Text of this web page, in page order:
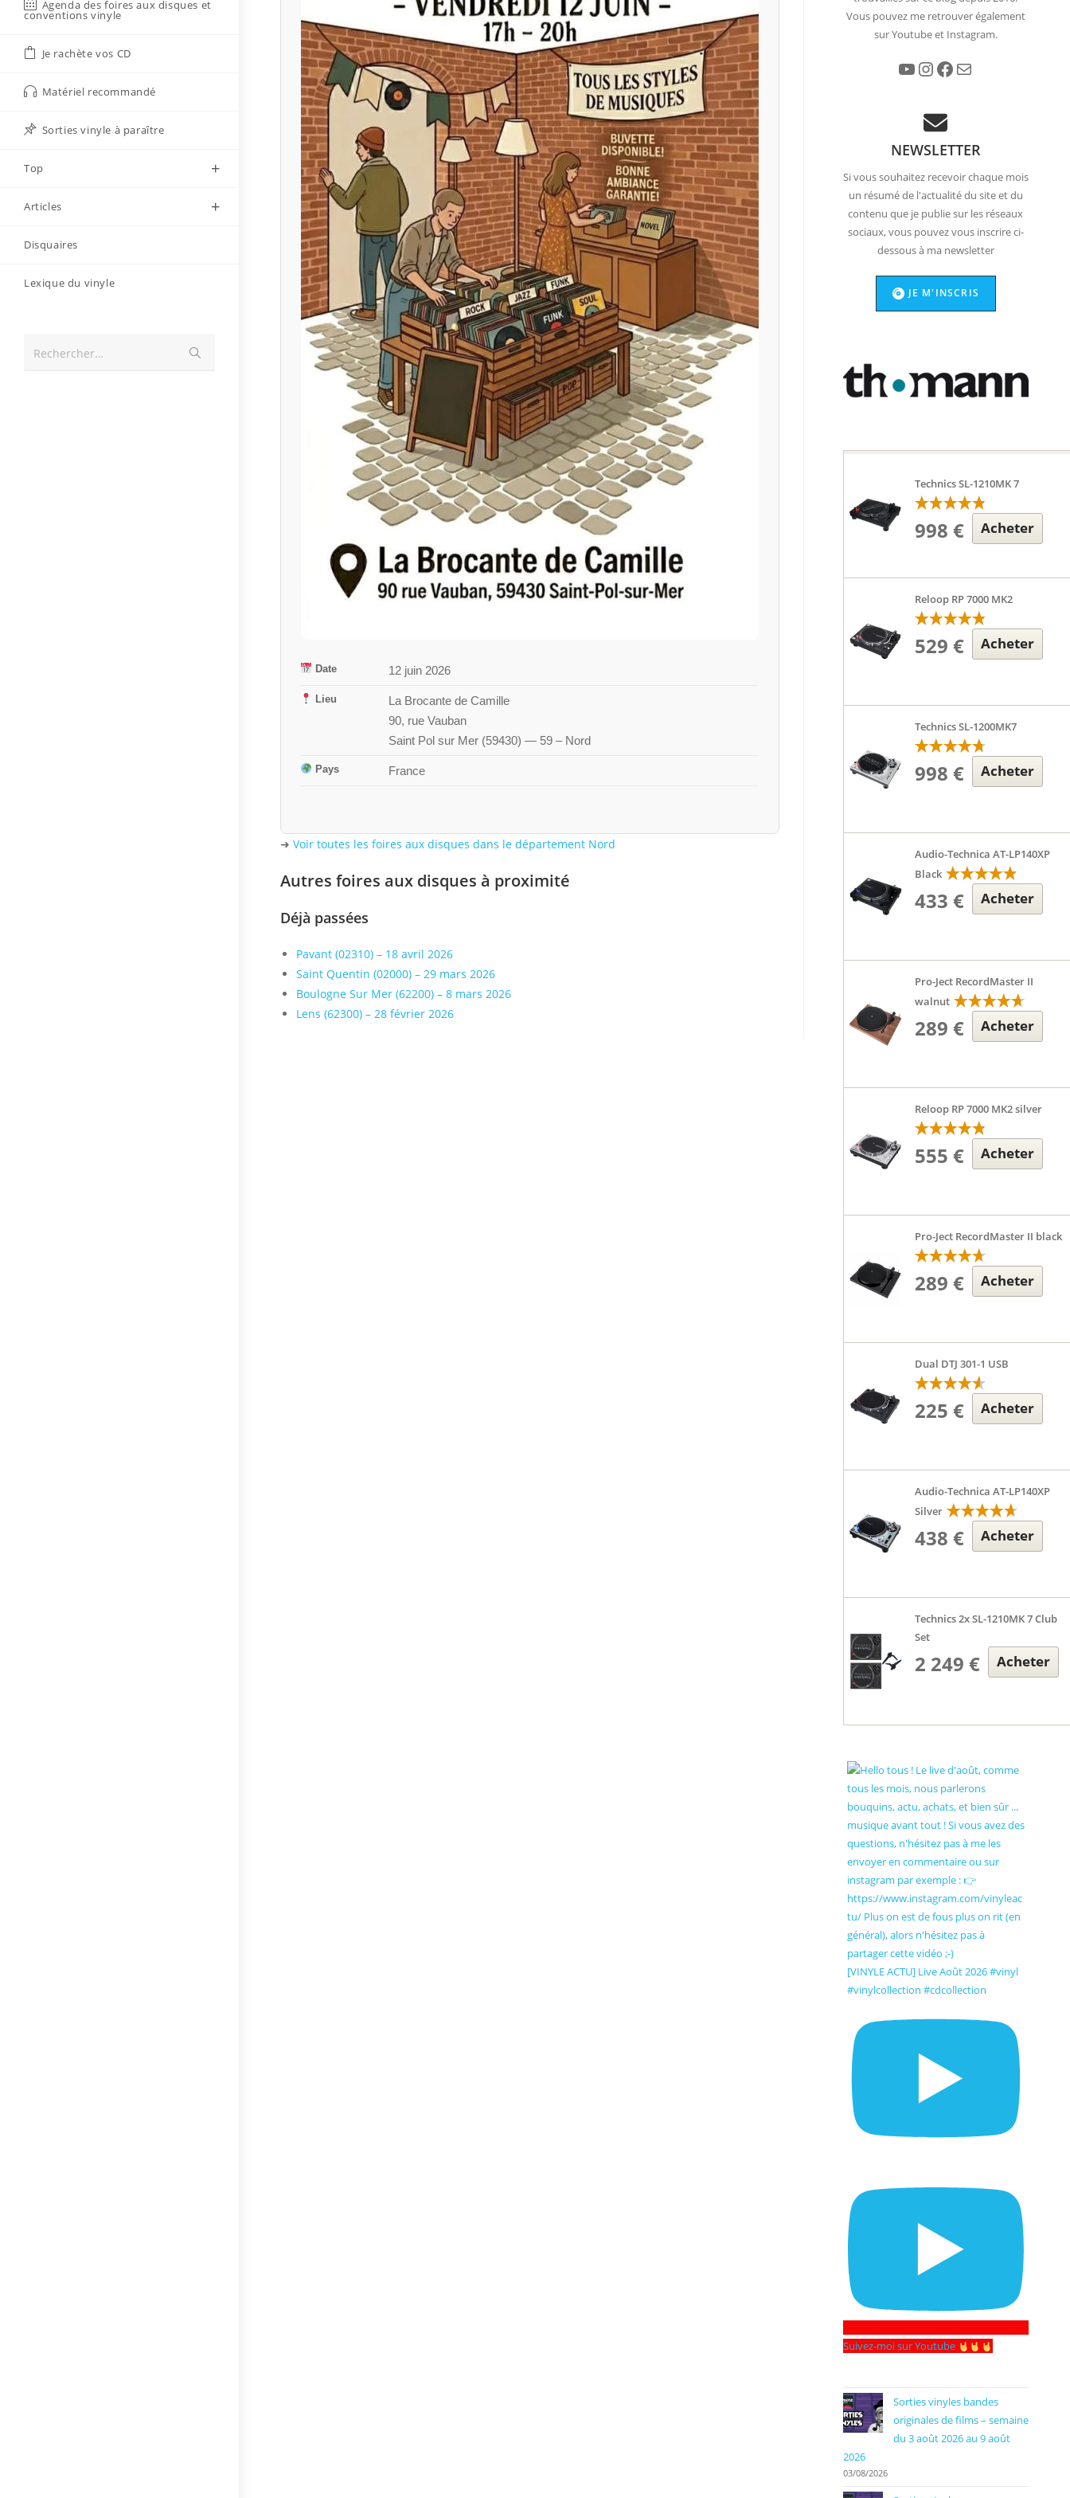
Agenda des foires aux disques et
conventions vinyle
Je rachète vos CD
Matériel recommandé
Sorties vinyle à paraître
Top
Articles
Disquaires
Lexique du vinyle
Rechercher…
la
Date 12 juin 2026
Lieu
La Brocante de Camille
90, rue Vauban
Saint Pol sur Mer (59430) — 59 – Nord
Pays France
➜Voir toutes les foires aux disques dans le département Nord
Autres foires aux disques à proximité
Déjà passées
Pavant (02310) – 18 avril 2026
Saint Quentin (02000) – 29 mars 2026
Boulogne Sur Mer (62200) – 8 mars 2026
Lens (62300) – 28 février 2026
Vous pouvez me retrouver également
sur Youtube et Instagram.
YouTube Instagram Facebook E-mail
NEWSLETTER
Si vous souhaitez recevoir chaque mois
un résumé de l'actualité du site et du
contenu que je publie sur les réseaux
sociaux, vous pouvez vous inscrire ci-
dessous à ma newsletter
JE M'INSCRIS
Technics SL-1210MK 7
998 € Acheter
Reloop RP 7000 MK2
529 € Acheter
Technics SL-1200MK7
998 € Acheter
Audio-Technica AT-LP140XP
Black
433 € Acheter
Pro-Ject RecordMaster II
walnut
289 € Acheter
Reloop RP 7000 MK2 silver
555 € Acheter
Pro-Ject RecordMaster II black
289 € Acheter
Dual DTJ 301-1 USB
225 € Acheter
Audio-Technica AT-LP140XP
Silver
438 € Acheter
Technics 2x SL-1210MK 7 Club
Set
2 249 € Acheter
[VINYLE ACTU] Live Août 2026 #vinyl
#vinylcollection #cdcollection
Suivez-moi sur Youtube
Sorties vinyles bandes
originales de films – semaine
du 3 août 2026 au 9 août
2026
03/08/2026